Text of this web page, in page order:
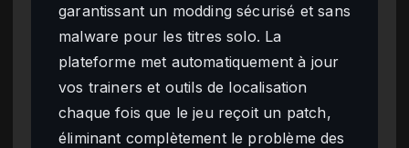
garantissant un modding sécurisé et sans
malware pour les titres solo. La
plateforme met automatiquement à jour
vos trainers et outils de localisation
chaque fois que le jeu reçoit un patch,
éliminant complètement le problème des